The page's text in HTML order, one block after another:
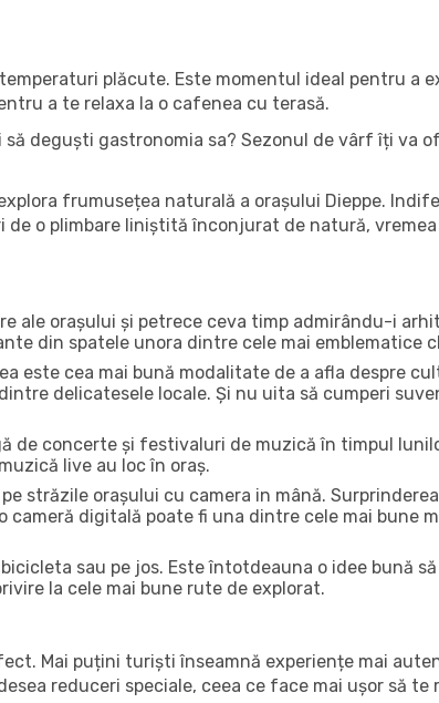
plăcute. Este momentul ideal pentru a
a te relaxa la o cafenea cu terasă.
deguști gastronomia sa? Sezonul de vârf îți va
frumusețea naturală a orașului Dieppe.
o plimbare liniștită înconjurat de natură,
ale orașului și petrece ceva timp admirându-i
din spatele unora dintre cele mai emblematice
este cea mai bună modalitate de a afla despre
delicatesele locale. Și nu uita să cumperi
de concerte și festivaluri de muzică în timpul
live au loc în oraș.
străzile orașului cu camera in mână.
digitală poate fi una dintre cele mai bune
sau pe jos. Este întotdeauna o idee bună
la cele mai bune rute de explorat.
Mai puțini turiști înseamnă experiențe mai
reduceri speciale, ceea ce face mai ușor să te